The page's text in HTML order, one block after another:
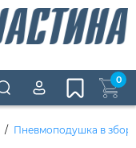
0
Пневмоподушка в зборі